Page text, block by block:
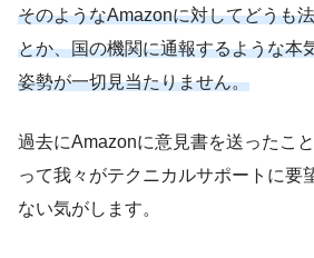
そのようなAmazonに対してどうも
とか、国の機関に通報するような本
姿勢が一切見当たりません。
過去にAmazonに意見書を送ったこ
って我々がテクニカルサポートに要
ない気がします。